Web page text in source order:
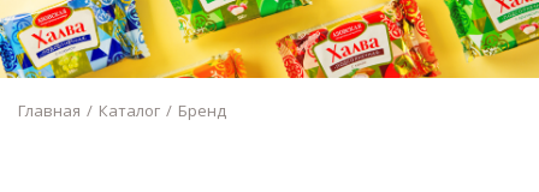
Главная Каталог Бренд